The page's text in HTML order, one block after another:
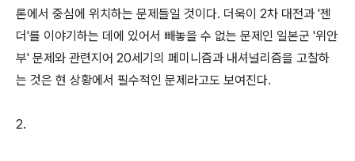
론에서 중심에 위치하는 문제들일 것이다. 더욱이 2차 대전과 '젠
더'를 이야기하는 데에 있어서 빼놓을 수 없는 문제인 일본군 '위안
부' 문제와 관련지어 20세기의 페미니즘과 내셔널리즘을 고찰하
는 것은 현 상황에서 필수적인 문제라고도 보여진다.
2.